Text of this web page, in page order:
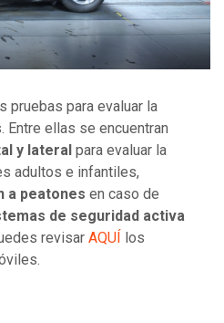
pruebas para evaluar la
ellas se encuentran
y lateral para evaluar la
adultos e infantiles,
a peatones en caso de
de seguridad activa
revisar AQUÍ
los